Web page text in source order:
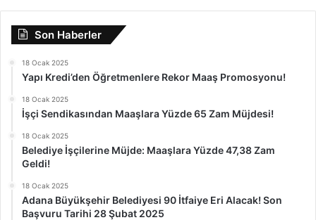
Son Haberler
18 Ocak 2025
Yapı Kredi’den Öğretmenlere Rekor Maaş Promosyonu!
18 Ocak 2025
İşçi Sendikasından Maaşlara Yüzde 65 Zam Müjdesi!
18 Ocak 2025
Belediye İşçilerine Müjde: Maaşlara Yüzde 47,38 Zam
Geldi!
18 Ocak 2025
Adana Büyükşehir Belediyesi 90 İtfaiye Eri Alacak! Son
Başvuru Tarihi 28 Şubat 2025